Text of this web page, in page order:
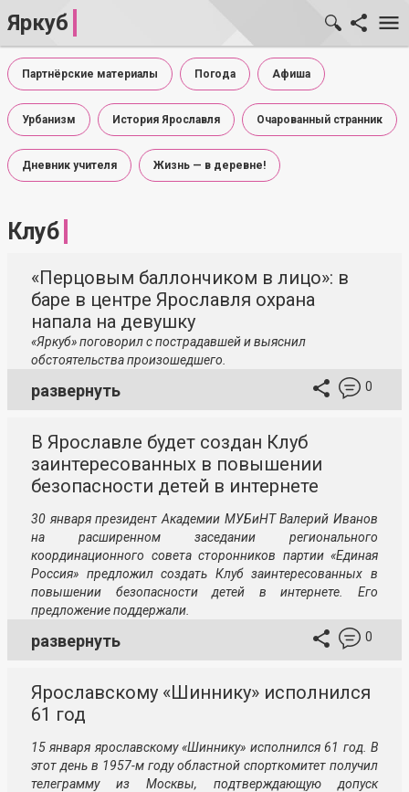
Яркуб
Партнёрские материалы Погода Афиша
Урбанизм История Ярославля Очарованный странник
Дневник учителя Жизнь — в деревне!
Клуб
«Перцовым баллончиком в лицо»: в
баре в центре Ярославля охрана
напала на девушку
«Яркуб» поговорил с пострадавшей и выяснил
обстоятельства произошедшего.
развернуть 0
В Ярославле будет создан Клуб
заинтересованных в повышении
безопасности детей в интернете
30 января президент Академии МУБиНТ Валерий Иванов
на расширенном заседании регионального
координационного совета сторонников партии «Единая
Россия» предложил создать Клуб заинтересованных в
повышении безопасности детей в интернете. Его
предложение поддержали.
развернуть 0
Ярославскому «Шиннику» исполнился
61 год
15 января ярославскому «Шиннику» исполнился 61 год. В
этот день в 1957-м году областной спорткомитет получил
телеграмму из Москвы, подтверждающую допуск